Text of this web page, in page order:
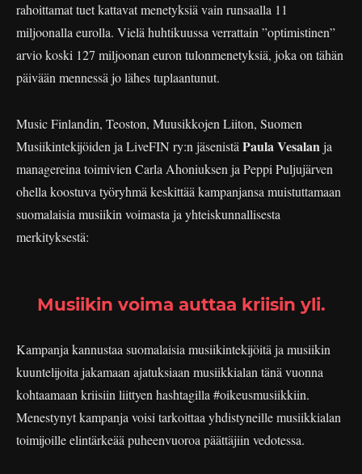
rahoittamat tuet kattavat menetyksiä vain runsaalla 11
miljoonalla eurolla. Vielä huhtikuussa verrattain ”optimistinen”
arvio koski 127 miljoonan euron tulonmenetyksiä, joka on tähän
päivään mennessä jo lähes tuplaantunut.
Music Finlandin, Teoston, Muusikkojen Liiton, Suomen
Musiikintekijöiden ja LiveFIN ry:n jäsenistä Paula Vesalanja
managereina toimivien Carla Ahoniuksen ja Peppi Puljujärven
ohella koostuva työryhmä keskittää kampanjansa muistuttamaan
suomalaisia musiikin voimasta ja yhteiskunnallisesta
merkityksestä:
Musiikin voima auttaa kriisin yli.
Kampanja kannustaa suomalaisia musiikintekijöitä ja musiikin
kuuntelijoita jakamaan ajatuksiaan musiikkialan tänä vuonna
kohtaamaan kriisiin liittyen hashtagilla #oikeusmusiikkiin.
Menestynyt kampanja voisi tarkoittaa yhdistyneille musiikkialan
toimijoille elintärkeää puheenvuoroa päättäjiin vedotessa.